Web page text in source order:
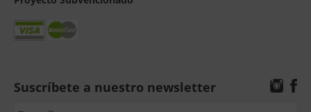
Suscríbete a nuestro newsletter